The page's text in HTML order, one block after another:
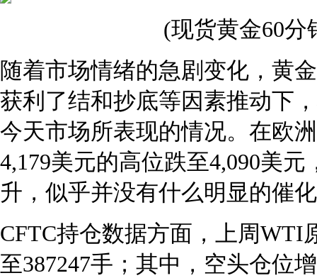
(现货黄金60分
随着市场情绪的急剧变化，黄
获利了结和抄底等因素推动下
今天市场所表现的情况。在欧
4,179美元的高位跌至4,090美
升，似乎并没有什么明显的催
CFTC持仓数据方面，上周WTI
至387247手；其中，空头仓位